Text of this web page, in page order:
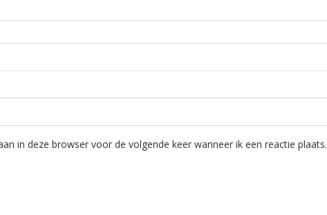
in deze browser voor de volgende keer wanneer ik een reactie plaats.